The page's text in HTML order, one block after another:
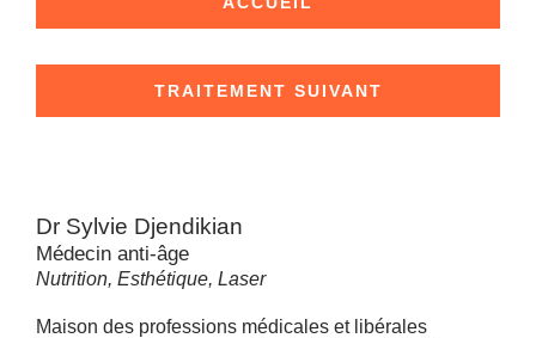
TRAITEMENT SUIVANT
Dr Sylvie Djendikian
Médecin anti-âge
Nutrition, Esthétique, Laser
Maison des professions médicales et libérales